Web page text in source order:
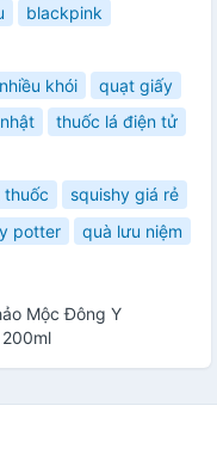
blackpink
khói
quạt giấy
thuốc lá điện tử
thuốc
squishy giá rẻ
potter
quà lưu niệm
Mộc Đông Y
200ml